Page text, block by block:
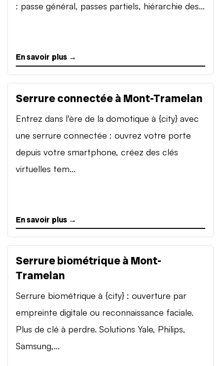
: passe général, passes partiels, hiérarchie des...
En savoir plus →
Serrure connectée à Mont-Tramelan
Entrez dans l'ère de la domotique à {city} avec
une serrure connectée : ouvrez votre porte
depuis votre smartphone, créez des clés
virtuelles tem...
En savoir plus →
Serrure biométrique à Mont-
Tramelan
Serrure biométrique à {city} : ouverture par
empreinte digitale ou reconnaissance faciale.
Plus de clé à perdre. Solutions Yale, Philips,
Samsung,...